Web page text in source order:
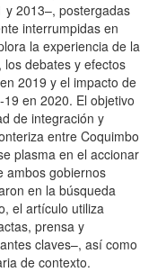
y 2013–, postergadas
interrumpidas en
la experiencia de la
debates y efectos
2019 y el impacto de
en 2020. El objetivo
de integración y
entre Coquimbo
plasma en el accionar
ambos gobiernos
en la búsqueda
el artículo utiliza
prensa y
claves–, así como
de contexto.